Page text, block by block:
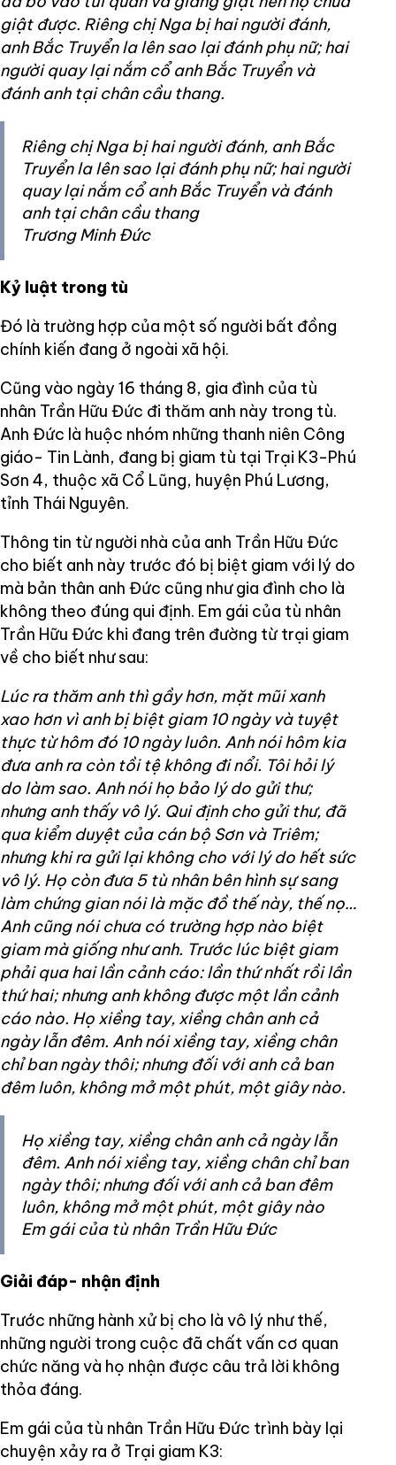
giật được. Riêng chị Nga bị hai người đánh,
anh Bắc Truyển la lên sao lại đánh phụ nữ; hai
người quay lại nắm cổ anh Bắc Truyển và
đánh anh tại chân cầu thang.
Riêng chị Nga bị hai người đánh, anh Bắc
Truyển la lên sao lại đánh phụ nữ; hai người
quay lại nắm cổ anh Bắc Truyển và đánh
anh tại chân cầu thang
Trương Minh Đức
Kỷ luật trong tù
Đó là trường hợp của một số người bất đồng
chính kiến đang ở ngoài xã hội.
Cũng vào ngày 16 tháng 8, gia đình của tù
nhân Trần Hữu Đức đi thăm anh này trong tù.
Anh Đức là huộc nhóm những thanh niên Công
giáo- Tin Lành, đang bị giam tù tại Trại K3-Phú
Sơn 4, thuộc xã Cổ Lũng, huyện Phú Lương,
tỉnh Thái Nguyên.
Thông tin từ người nhà của anh Trần Hữu Đức
cho biết anh này trước đó bị biệt giam với lý do
mà bản thân anh Đức cũng như gia đình cho là
không theo đúng qui định. Em gái của tù nhân
Trần Hữu Đức khi đang trên đường từ trại giam
về cho biết như sau:
Lúc ra thăm anh thì gầy hơn, mặt mũi xanh
xao hơn vì anh bị biệt giam 10 ngày và tuyệt
thực từ hôm đó 10 ngày luôn. Anh nói hôm kia
đưa anh ra còn tồi tệ không đi nổi. Tôi hỏi lý
do làm sao. Anh nói họ bảo lý do gửi thư;
nhưng anh thấy vô lý. Qui định cho gửi thư, đã
qua kiểm duyệt của cán bộ Sơn và Triêm;
nhưng khi ra gửi lại không cho với lý do hết sức
vô lý. Họ còn đưa 5 tù nhân bên hình sự sang
làm chứng gian nói là mặc đồ thế này, thế nọ…
Anh cũng nói chưa có trường hợp nào biệt
giam mà giống như anh. Trước lúc biệt giam
phải qua hai lần cảnh cáo: lần thứ nhất rồi lần
thứ hai; nhưng anh không được một lần cảnh
cáo nào. Họ xiềng tay, xiềng chân anh cả
ngày lẫn đêm. Anh nói xiềng tay, xiềng chân
chỉ ban ngày thôi; nhưng đối với anh cả ban
đêm luôn, không mở một phút, một giây nào.
Họ xiềng tay, xiềng chân anh cả ngày lẫn
đêm. Anh nói xiềng tay, xiềng chân chỉ ban
ngày thôi; nhưng đối với anh cả ban đêm
luôn, không mở một phút, một giây nào
Em gái của tù nhân Trần Hữu Đức
Giải đáp- nhận định
Trước những hành xử bị cho là vô lý như thế,
những người trong cuộc đã chất vấn cơ quan
chức năng và họ nhận được câu trả lời không
thỏa đáng.
Em gái của tù nhân Trần Hữu Đức trình bày lại
chuyện xảy ra ở Trại giam K3: